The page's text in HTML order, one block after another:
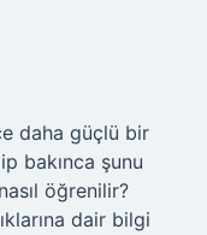
daha güçlü bir
bakınca şunu
öğrenilir?
dair bilgi